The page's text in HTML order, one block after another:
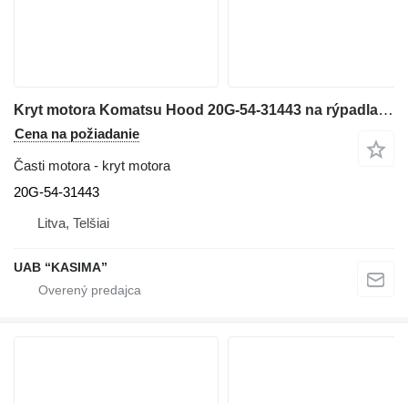
Kryt motora Komatsu Hood 20G-54-31443 na rýpadla Komatsu PW160-7H
Cena na požiadanie
Časti motora - kryt motora
20G-54-31443
Litva, Telšiai
UAB “KASIMA”